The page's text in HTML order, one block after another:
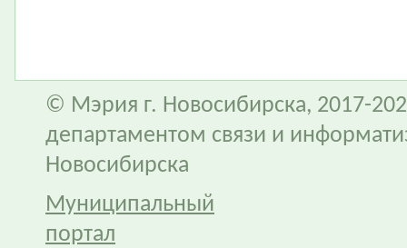
© Мэрия г. Новосибирска, 2017-
департаментом связи и
Новосибирска
Муниципальный
портал